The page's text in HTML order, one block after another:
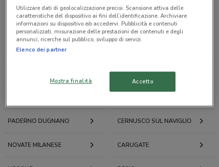
Offerte volantini e cataloghi per città nelle vicinanze
SESTO SAN GIOVANNI
BRUGHERIO
PADERNO DUGNANO CERNUSCO SUL NAVIGLIO
NOVATE MILANESE CARUGATE
Utilizzare dati di geolocalizzazione precisi. Scansione attiva delle
caratteristiche del dispositivo ai fini dell’identificazione. Archiviare
informazioni su dispositivo e/o accedervi. Pubblicità e contenuti
personalizzati, misurazione delle prestazioni dei contenuti e degli
annunci, ricerche sul pubblico, sviluppo di servizi.
Elenco dei partner
Mostra finalità Accetto